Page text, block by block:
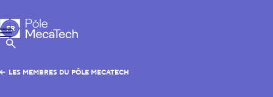
Pôle MecaTech
Menu
Afficher la Recherche
FR
EN
LES MEMBRES DU PÔLE MECATECH